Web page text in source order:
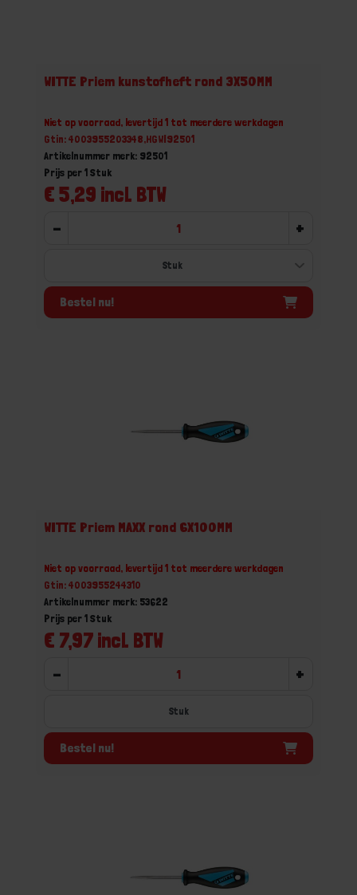
WITTE Priem kunstofheft rond 3X50MM
Niet op voorraad, levertijd 1 tot meerdere werkdagen
Gtin: 4003955203348,HGWI92501
Artikelnummer merk: 92501
€ 5,29 incl. BTW
Prijs per 1 Stuk
- +
Bestel nu!
WITTE Priem MAXX rond 6X100MM
Niet op voorraad, levertijd 1 tot meerdere werkdagen
Gtin: 4003955244310
Artikelnummer merk: 53622
€ 7,97 incl. BTW
Prijs per 1 Stuk
- +
Stuk
Bestel nu!